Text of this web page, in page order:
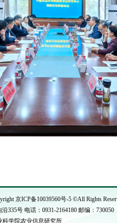
京ICP备10039560号-5 ©All Rights
335号 电话：0931-2164180 邮编：730050
科学院农业信息研究所